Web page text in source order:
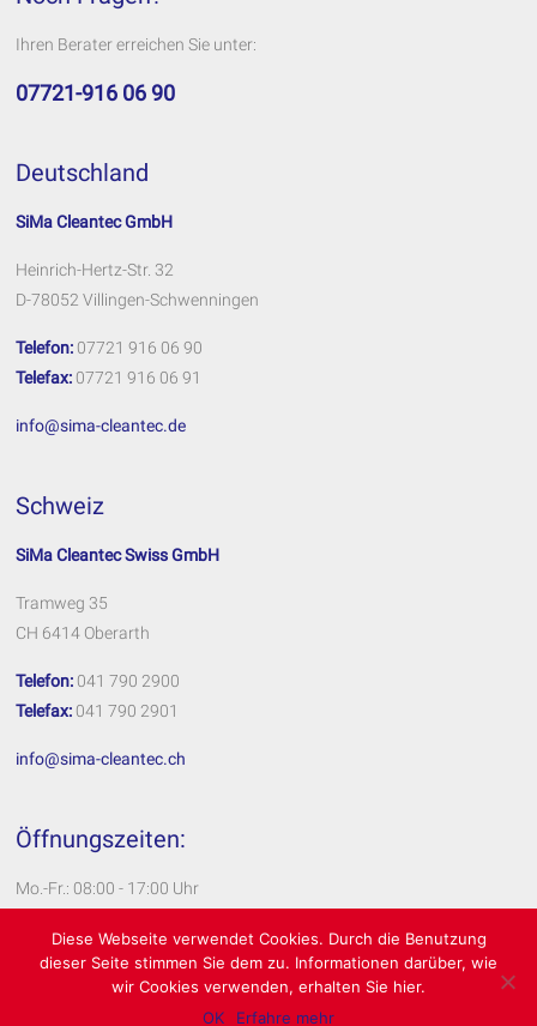
Ihren Berater erreichen Sie unter:
07721-916 06 90
Deutschland
SiMa Cleantec GmbH
Heinrich-Hertz-Str. 32
D-78052 Villingen-Schwenningen
Telefon: 07721 916 06 90
Telefax: 07721 916 06 91
info@sima-cleantec.de
Schweiz
SiMa Cleantec Swiss GmbH
Tramweg 35
CH 6414 Oberarth
Telefon: 041 790 2900
Telefax: 041 790 2901
info@sima-cleantec.ch
Öffnungszeiten:
Mo.-Fr.: 08:00 - 17:00 Uhr
Impressum
Datenschutzerklärung
Diese Webseite verwendet Cookies. Durch die Benutzung
dieser Seite stimmen Sie dem zu. Informationen darüber, wie
wir Cookies verwenden, erhalten Sie hier.
OK
Erfahre mehr